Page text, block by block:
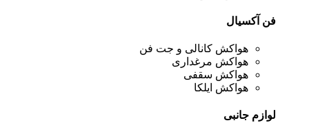
فن آکسیال
هواکش کانالی و جت فن
هواکش مرغداری
هواکش سقفی
هواکش ایلکا
لوازم جانبی